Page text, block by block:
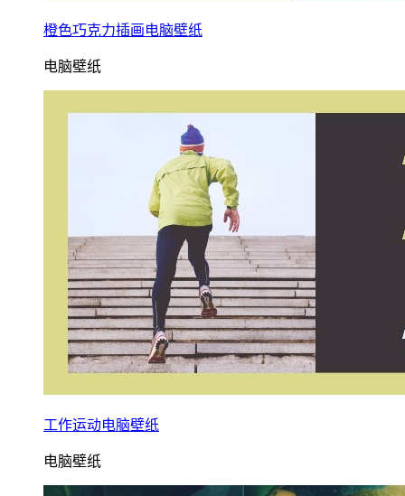
橙色巧克力插画电脑壁纸
电脑壁纸
工作运动电脑壁纸
电脑壁纸